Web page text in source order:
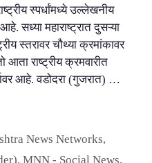
स्पर्धांमध्ये उल्लेखनीय
सध्या महाराष्ट्रात दुसऱ्या
स्तरावर चौथ्या क्रमांकावर
आता राष्ट्रीय क्रमवारीत
आहे. वडोदरा (गुजरात) …
News Networks,
, MNN - Social News,